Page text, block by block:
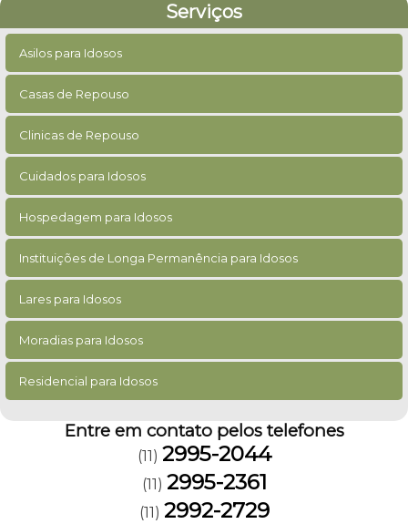
Serviços
Asilos para Idosos
Casas de Repouso
Clinicas de Repouso
Cuidados para Idosos
Hospedagem para Idosos
Instituições de Longa Permanência para Idosos
Lares para Idosos
Moradias para Idosos
Residencial para Idosos
Entre em contato pelos telefones
(11) 2995-2044
(11) 2995-2361
(11) 2992-2729